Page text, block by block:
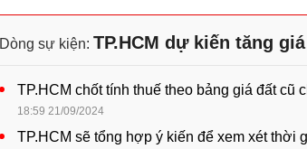
Dòng sự kiện: TP.HCM dự kiến tăng
TP.HCM chốt tính thuế theo bảng giá đất cũ
18:59 21/09/2024
TP.HCM sẽ tổng hợp ý kiến để xem xét thời